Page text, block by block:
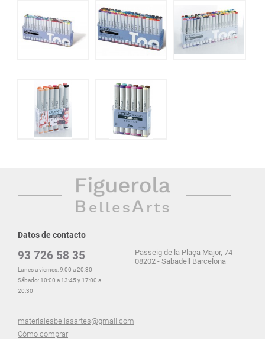
Datos de contacto
93 726 58 35
Lunes a viernes: 9:00 a 20:30
Sábado: 10:00 a 13:45 y 17:00 a
20:30
materialesbellasartes@gmail.com
Cómo comprar
Passeig de la Plaça Major, 74
08202 - Sabadell Barcelona